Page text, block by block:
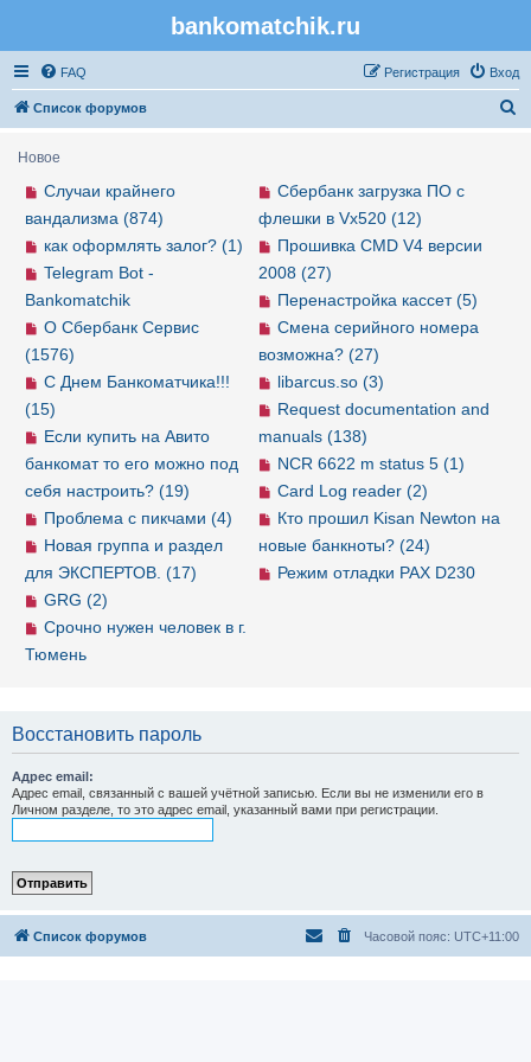
bankomatchik.ru
FAQ Вход
Регистрация
Список форумов
Новое
Сбербанк загрузка ПО с
флешки в Vx520 (12)
Прошивка CMD V4 версии
2008 (27)
Перенастройка кассет (5)
Смена серийного номера
возможна? (27)
libarcus.so (3)
Request documentation and
manuals (138)
NCR 6622 m status 5 (1)
Card Log reader (2)
Кто прошил Kisan Newton на
новые банкноты? (24)
Режим отладки PAX D230
Случаи крайнего
вандализма (874)
как оформлять залог? (1)
Telegram Bot -
Bankomatchik
О Сбербанк Сервис
(1576)
С Днем Банкоматчика!!!
(15)
Если купить на Авито
банкомат то его можно под
себя настроить? (19)
Проблема с пикчами (4)
Новая группа и раздел
для ЭКСПЕРТОВ. (17)
GRG (2)
Срочно нужен человек в г.
Тюмень
Восстановить пароль
Адрес email:
Адрес email, связанный с вашей учётной записью. Если вы не изменили его в
Личном разделе, то это адрес email, указанный вами при регистрации.
Список форумов Часовой пояс: UTC+11:00